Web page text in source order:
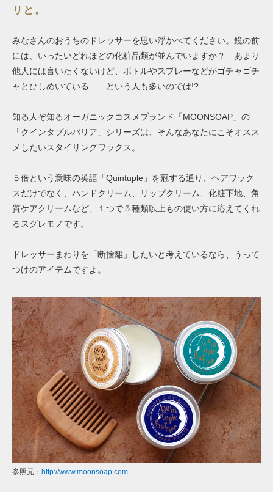
リと。
みなさんのおうちのドレッサーを思い浮かべてください。鏡の前
には、いったいどれほどの化粧品類が並んでいますか？ あまり
他人には言いたくないけど、ボトルやスプレーなどがゴチャゴチ
ャとひしめいている……という人も多いのでは!?
知る人ぞ知るオーガニックコスメブランド「MOONSOAP」の
「クインタプルバリア」シリーズは、そんなあなたにこそオスス
メしたいスタイリングワックス。
５倍という意味の英語「Quintuple」を冠する通り、ヘアワック
スだけでなく、ハンドクリーム、リップクリーム、化粧下地、角
質ケアクリームなど、１つで５種類以上もの使い方に応えてくれ
るスグレモノです。
ドレッサーまわりを「断捨離」したいと考えているなら、うって
つけのアイテムですよ。
参照元： http://www.moonsoap.com